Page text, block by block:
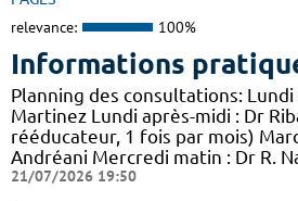
relevance: 100%
Informations
Planning des consultations: Lundi
Martinez Lundi après-midi : Dr
rééducateur, 1 fois par mois)
Andréani Mercredi matin : Dr R.
21/07/2026 19:50